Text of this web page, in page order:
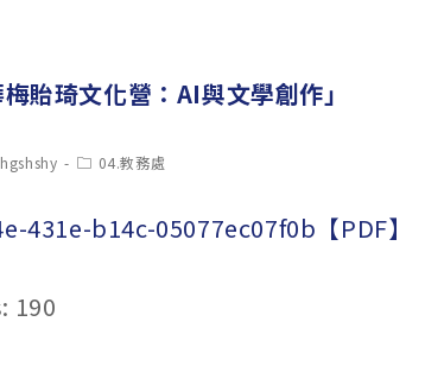
貽琦文化營：AI與文學創作」
Post04.教務處
431e-b14c-05077ec07f0b【PDF】
190